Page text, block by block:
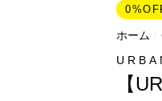
ホーム /
【